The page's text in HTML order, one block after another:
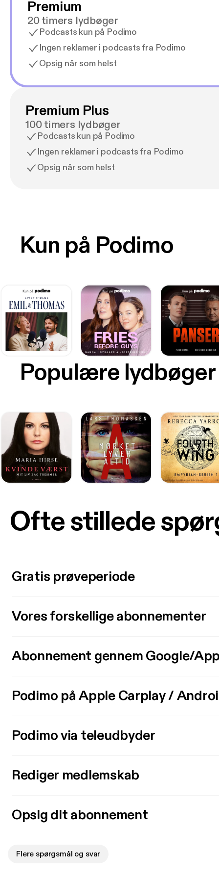
Premium
20 timers lydbøger
Podcasts kun på Podimo
Ingen reklamer i podcasts fra Podimo
Opsig når som helst
Premium Plus
100 timers lydbøger
Podcasts kun på Podimo
Ingen reklamer i podcasts fra Podimo
Opsig når som helst
Kun på Podimo
Populære lydbøger
Ofte stillede
Gratis prøveperiode
Vores forskellige abonnementer
Abonnement gennem Google/
Podimo på Apple Carplay /
Podimo via teleudbyder
Rediger medlemskab
Opsig dit abonnement
Flere spørgsmål og svar